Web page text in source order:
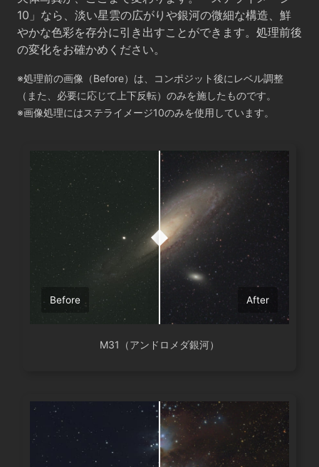
10」なら、淡い星雲の広がりや銀河の微細な構造、鮮
やかな色彩を存分に引き出すことができます。処理前後
の変化をお確かめください。
※処理前の画像（Before）は、コンポジット後にレベル調整
（また、必要に応じて上下反転）のみを施したものです。
※画像処理にはステライメージ10のみを使用しています。
Before After
M31（アンドロメダ銀河）